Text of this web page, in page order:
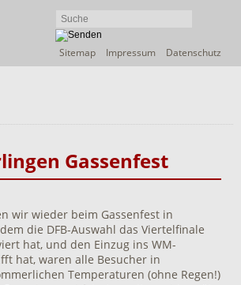
Navigation
Sitemap Impressum Datenschutz
Gassenfest
wir wieder beim Gassenfest in
die DFB-Auswahl das Viertelfinale
hat, und den Einzug ins WM-
hat, waren alle Besucher in
Temperaturen (ohne Regen!)